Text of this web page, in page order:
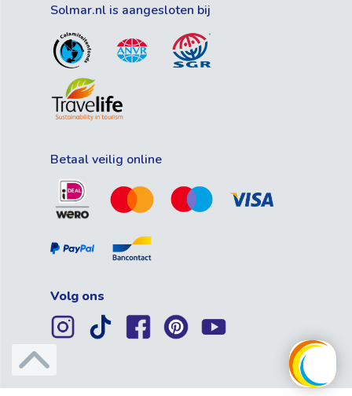
Solmar.nl is aangesloten bij
Betaal veilig online
Volg ons